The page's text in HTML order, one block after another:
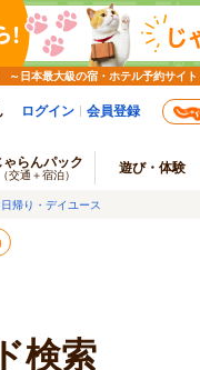
日本最大級の宿・ホテル予約サイト
ログイン 会員登録
ゃらんパック
（交通＋宿泊） 遊び・体験
日帰り・デイユース
検索